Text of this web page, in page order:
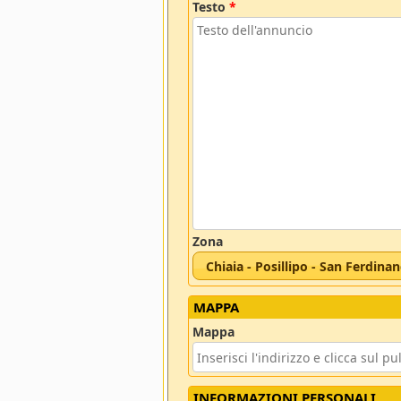
Testo*
Zona
Chiaia - Posillipo - San
MAPPA
Mappa